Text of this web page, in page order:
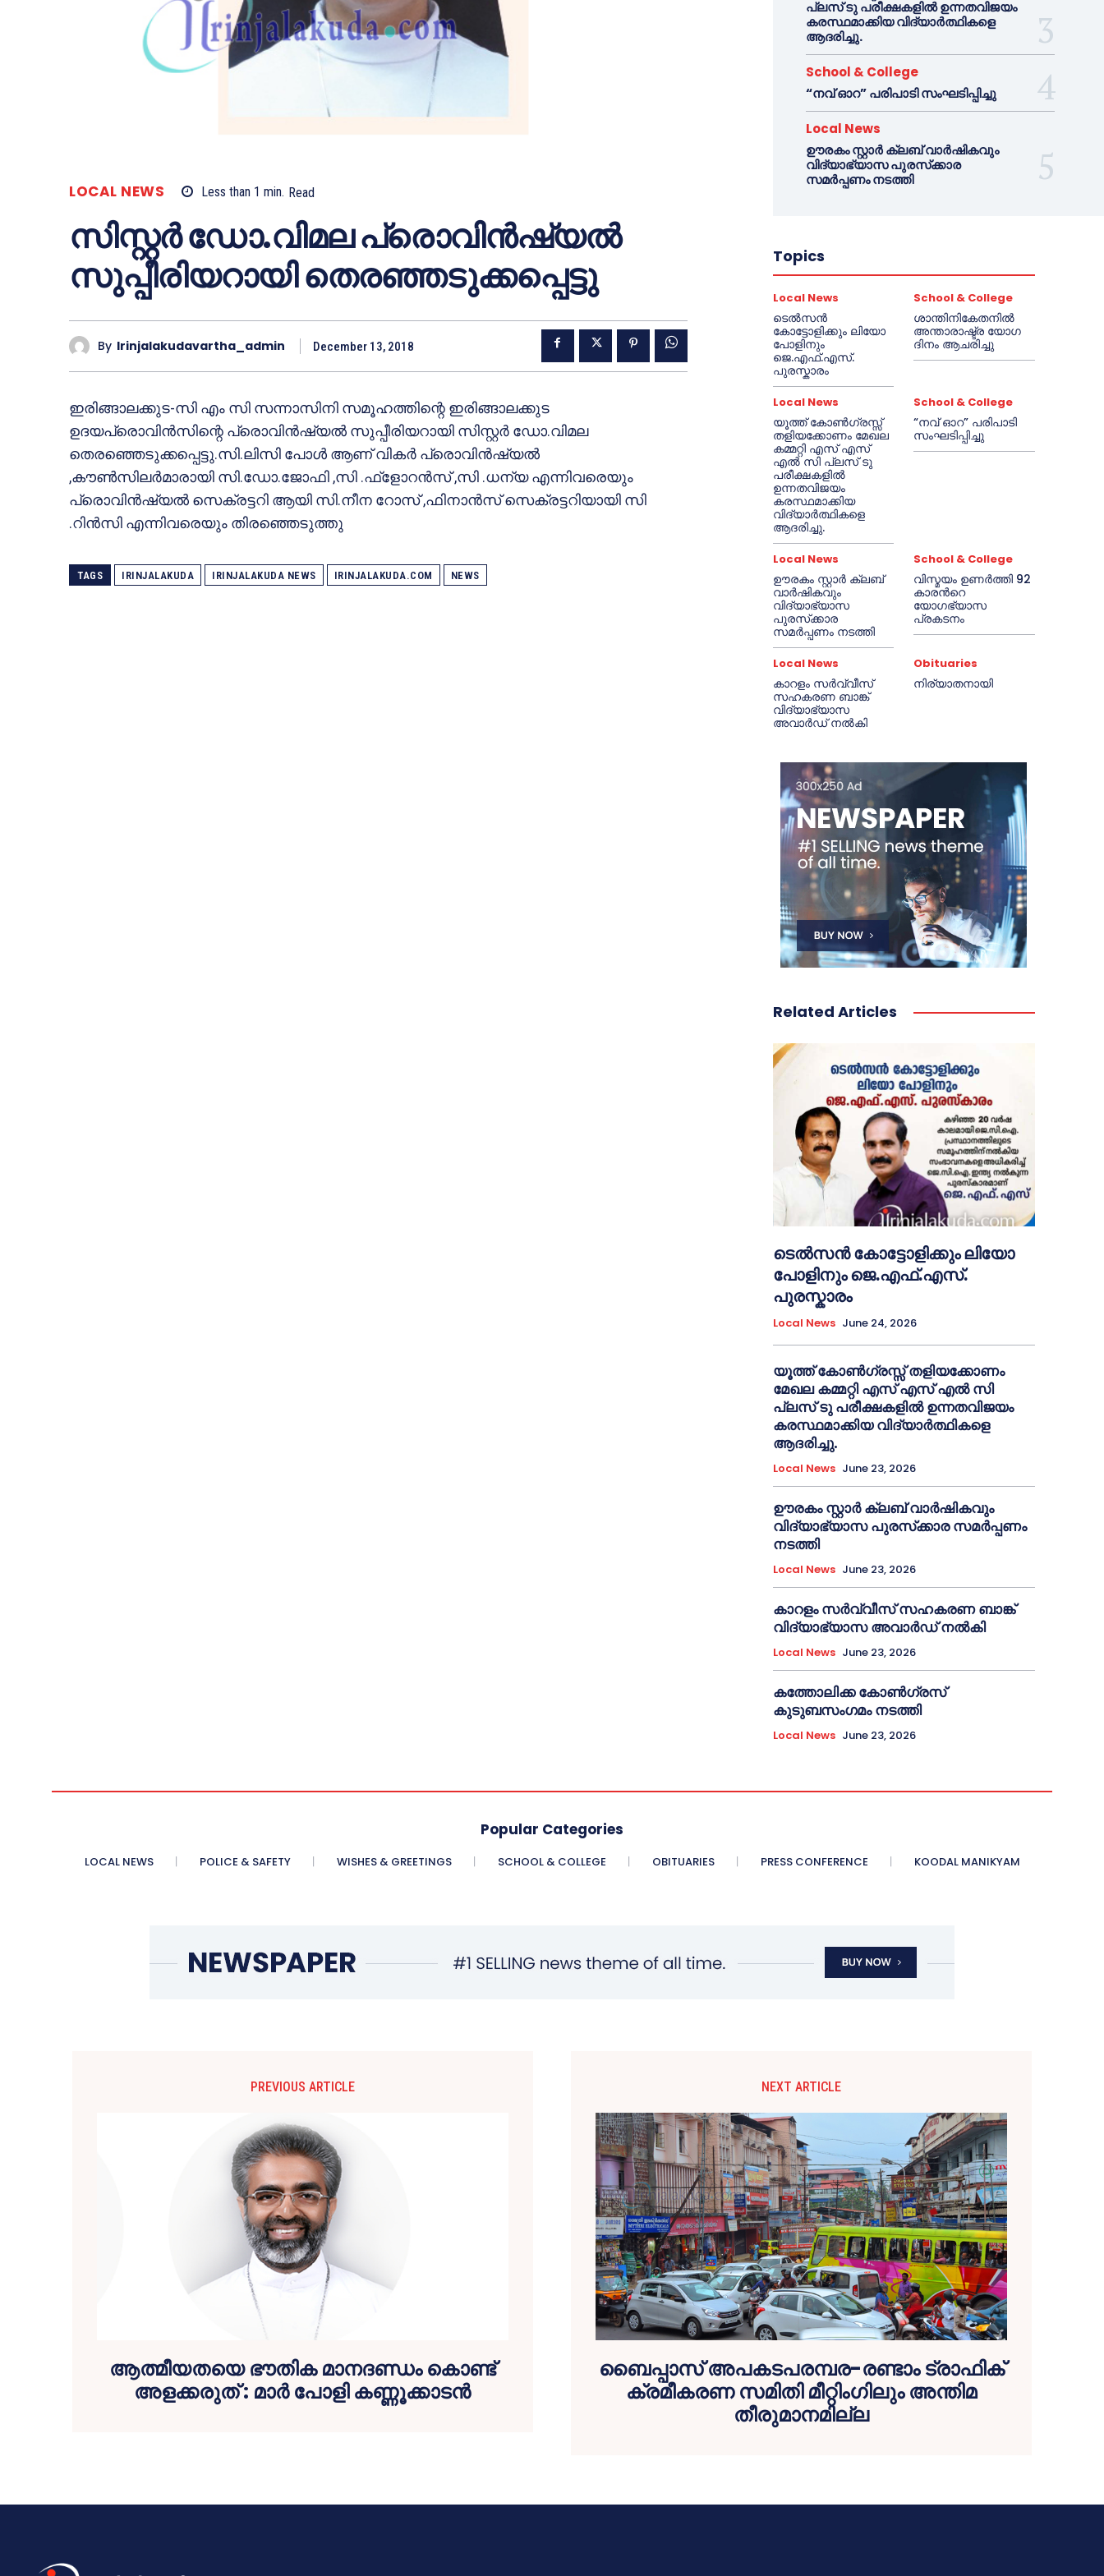
LOCAL NEWS Less than 1 min. Read
സിസ്റ്റര്‍ ഡോ.വിമല പ്രൊവിന്‍ഷ്യല്‍
സുപ്പീരിയറായി തെരഞ്ഞടുക്കപ്പെട്ടു
By Irinjalakudavartha_admin December 13, 2018
ഇരിങ്ങാലക്കുട-സി എം സി സന്നാസിനി സമൂഹത്തിന്റെ ഇരിങ്ങാലക്കുട
ഉദയപ്രൊവിന്‍സിന്റെ പ്രൊവിന്‍ഷ്യല്‍ സുപ്പീരിയറായി സിസ്റ്റര്‍ ഡോ.വിമല
തെരഞ്ഞെടുക്കപ്പെട്ടു.സി.ലിസി പോള്‍ ആണ് വികര്‍ പ്രൊവിന്‍ഷ്യല്‍
,കൗണ്‍സിലര്‍മാരായി സി.ഡോ.ജോഫി ,സി .ഫ്‌ളോറന്‍സ് ,സി .ധന്യ എന്നിവരെയും
പ്രൊവിന്‍ഷ്യല്‍ സെക്രട്ടറി ആയി സി.നീന റോസ് ,ഫിനാന്‍സ് സെക്രട്ടറിയായി സി
.റിന്‍സി എന്നിവരെയും തിരഞ്ഞെടുത്തു
TAGS IRINJALAKUDA IRINJALAKUDA NEWS IRINJALAKUDA.COM NEWS
പ്ലസ് ടു പരീക്ഷകളിൽ ഉന്നതവിജയം
കരസ്ഥമാക്കിയ വിദ്യാർത്ഥികളെ
ആദരിച്ചു.
School & College
“നവ് ഓറ” പരിപാടി സംഘടിപ്പിച്ചു
Local News
ഊരകം സ്റ്റാർ ക്ലബ് വാർഷികവും
വിദ്യാഭ്യാസ പുരസ്‌ക്കാര
സമർപ്പണം നടത്തി
Topics
Local News
ടെൽസൻ
കോട്ടോളിക്കും ലിയോ
പോളിനും
ജെ.എഫ്.എസ്.
പുരസ്കാരം
School & College
ശാന്തിനികേതനിൽ
അന്താരാഷ്ട്ര യോഗ
ദിനം ആചരിച്ചു
Local News
യൂത്ത് കോൺഗ്രസ്സ്
തളിയക്കോണം മേഖല
കമ്മറ്റി എസ് എസ്
എൽ സി പ്ലസ് ടു
പരീക്ഷകളിൽ
ഉന്നതവിജയം
കരസ്ഥമാക്കിയ
വിദ്യാർത്ഥികളെ
ആദരിച്ചു.
School & College
“നവ് ഓറ” പരിപാടി
സംഘടിപ്പിച്ചു
Local News
ഊരകം സ്റ്റാർ ക്ലബ്
വാർഷികവും
വിദ്യാഭ്യാസ
പുരസ്‌ക്കാര
സമർപ്പണം നടത്തി
School & College
വിസ്മയം ഉണർത്തി 92
കാരൻറെ
യോഗഭ്യാസ
പ്രകടനം
Local News
കാറളം സർവ്വീസ്
സഹകരണ ബാങ്ക്
വിദ്യാഭ്യാസ
അവാർഡ് നൽകി
Obituaries
നിര്യാതനായി
Related Articles
ടെൽസൻ കോട്ടോളിക്കും ലിയോ
പോളിനും ജെ.എഫ്.എസ്.
പുരസ്കാരം
Local News June 24, 2026
യൂത്ത് കോൺഗ്രസ്സ് തളിയക്കോണം
മേഖല കമ്മറ്റി എസ് എസ് എൽ സി
പ്ലസ് ടു പരീക്ഷകളിൽ ഉന്നതവിജയം
കരസ്ഥമാക്കിയ വിദ്യാർത്ഥികളെ
ആദരിച്ചു.
Local News June 23, 2026
ഊരകം സ്റ്റാർ ക്ലബ് വാർഷികവും
വിദ്യാഭ്യാസ പുരസ്‌ക്കാര സമർപ്പണം
നടത്തി
Local News June 23, 2026
കാറളം സർവ്വീസ് സഹകരണ ബാങ്ക്
വിദ്യാഭ്യാസ അവാർഡ് നൽകി
Local News June 23, 2026
കത്തോലിക്ക കോൺഗ്രസ്
കുടുബസംഗമം നടത്തി
Local News June 23, 2026
Popular Categories
LOCAL NEWS POLICE & SAFETY WISHES & GREETINGS SCHOOL & COLLEGE OBITUARIES PRESS CONFERENCE KOODAL MANIKYAM
PREVIOUS ARTICLE
ആത്മീയതയെ ഭൗതിക മാനദണ്ഡം കൊണ്ട്
അളക്കരുത് : മാര്‍ പോളി കണ്ണൂക്കാടന്‍
NEXT ARTICLE
ബൈപ്പാസ് അപകടപരമ്പര-രണ്ടാം ട്രാഫിക്
ക്രമീകരണ സമിതി മീറ്റിംഗിലും അന്തിമ
തീരുമാനമില്ല